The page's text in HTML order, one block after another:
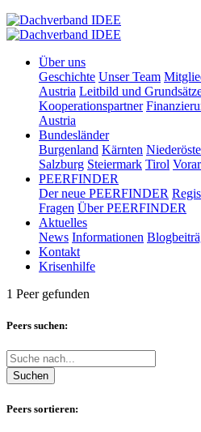
Über uns
Geschichte Unser Team
Austria Leitbild und
Kooperationspartner
Austria
Bundesländer
Burgenland Kärnten
Salzburg Steiermark Tirol
PEERFINDER
Der neue PEERFINDER
Fragen Über PEERFINDER
Aktuelles
News Informationen
Kontakt
Krisenhilfe
1 Peer gefunden
Peers suchen:
Suchen
Peers sortieren: